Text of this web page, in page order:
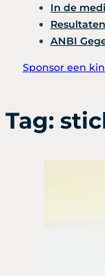
In de
ANBI
Sponsor een
Tag: